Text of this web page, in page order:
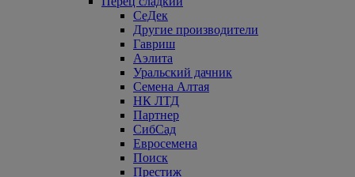
СеДек
Другие производители
Гавриш
Аэлита
Уральский дачник
Семена Алтая
НК ЛТД
Партнер
СибСад
Евросемена
Поиск
Престиж